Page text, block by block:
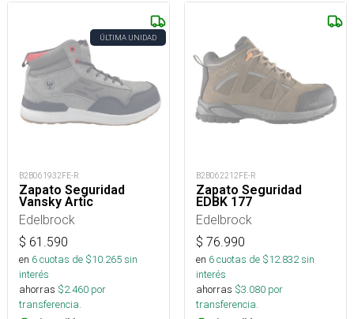
ÚLTIMA UNIDAD
B2B061932FE-R
Zapato Seguridad
Vansky Artic
Edelbrock
$ 61.590
en 6cuotas de $10.265sin
interés
ahorras $2.460 por
transferencia.
B2B062212FE-R
Zapato Seguridad
EDBK 177
Edelbrock
$ 76.990
en 6cuotas de $12.832sin
interés
ahorras $3.080 por
transferencia.